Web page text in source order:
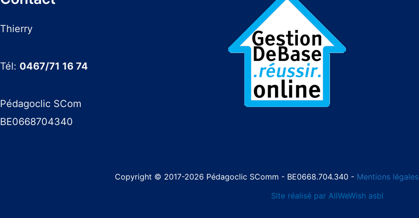
Thierry
Tél: 0467/71 16 74
Pédagoclic SCom
BE0668704340
Copyright © 2017-2026 Pédagoclic SComm - BE0668.704.340 - Mentions légales
Site réalisé par AllWeWish asbl